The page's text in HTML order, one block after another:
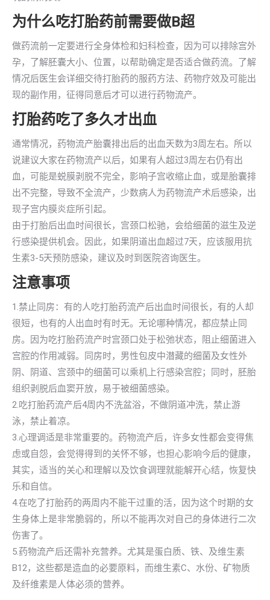
为什么吃打胎药前需要做B超
做药流前一定要进行全身体检和妇科检查，因为可以排除宫外
孕，了解胚囊大小、位置，以帮助确定是否适合做药流。了解
情况后医生会详细交待打胎药的服药方法、药物疗效及可能出
现的副作用，征得同意后才可以进行药物流产。
打胎药吃了多久才出血
通常情况，药物流产胎囊排出后的出血天数为3周左右。所以
说建议大家在药物流产以后，如果有人超过3周左右仍有出
血，可能是蜕膜剥脱不完全，影响子宫收缩止血，或是胎囊排
出不完整，导致不全流产，少数病人为药物流产术后感染，出
现子宫内膜炎症所引起。
由于打胎后出血时间很长，宫颈口松驰，会给细菌的滋生及逆
行感染提供机会。因此，如果阴道出血超过7天，应该服用抗
生素3-5天预防感染，建议及时到医院咨询医生。
注意事项
1.禁止同房：有的人吃打胎药流产后出血时间很长，有的人却
很短，也有的人出血时有时无。无论哪种情况，都应禁止同
房。因为吃打胎药流产时宫颈口处于松弛状态，阻止细菌进入
宫腔的作用减弱。同房时，男性包皮中潜藏的细菌及女性外
阴、阴道、宫颈中的细菌可以乘机上行感染宫腔；同时，胚胎
组织剥脱后血窦开放，易于被细菌感染。
2.吃打胎药流产后4周内不洗盆浴，不做阴道冲洗，禁止游
泳，禁止着凉。
3.心理调适是非常重要的。药物流产后，许多女性都会变得焦
虑或自怨，会觉得得到的关怀不够，也担心影响今后的健康，
其实，适当的关心和理解以及饮食调理就能解开心结，恢复快
乐和自信。
4.在吃了打胎药的两周内不能干过重的活，因为这个时期的女
生身体上是非常脆弱的，所以不能再次对自己的身体进行二次
伤害了。
5.药物流产后还需补充营养。尤其是蛋白质、铁、及维生素
B12，这些都是造血的必要原料，而维生素C、水份、矿物质
及纤维素是人体必须的营养。